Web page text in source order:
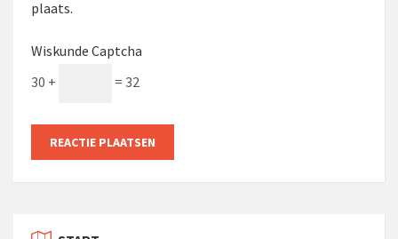
plaats.
Wiskunde Captcha
30 +
= 32